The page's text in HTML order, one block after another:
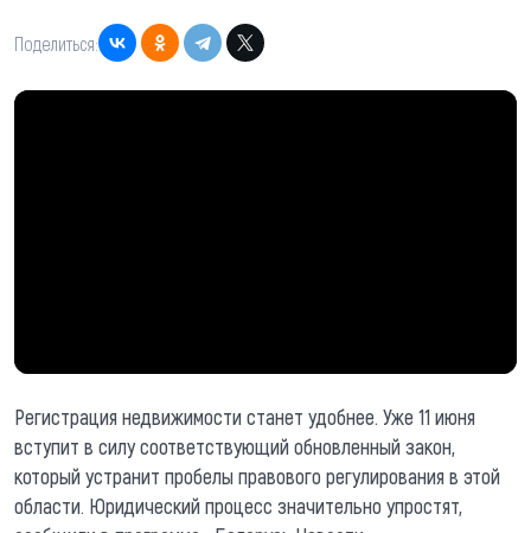
Поделиться:
Регистрация недвижимости станет удобнее. Уже 11 июня
вступит в силу соответствующий обновленный закон,
который устранит пробелы правового регулирования в этой
области. Юридический процесс значительно упростят,